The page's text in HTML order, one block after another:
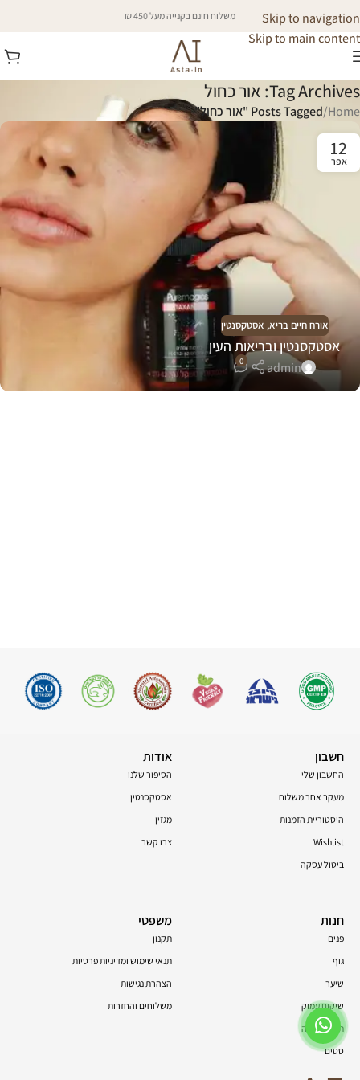
Skip to navigation
Skip to main content
משלוח חינם בקנייה מעל 450 ₪
Tag Archives: אור כחול
Home
/Posts Tagged "אור כחול"
12
אפר
אורח חיים בריא, אסטקסנטין
אסטקסנטין ובריאות העין
admin
0
חשבון
החשבון שלי
מעקב אחר משלוח
היסטוריית הזמנות
Wishlist
ביטול עסקה
אודות
הסיפור שלנו
אסטקסנטין
מגזין
צרו קשר
חנות
פנים
גוף
שיער
שיקום עמוק
תוספי תזונה
סטים
משפטי
תקנון
תנאי שימוש ומדיניות פרטיות
הצהרת נגישות
משלוחים והחזרות